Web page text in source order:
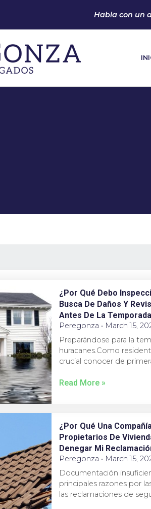
Habla con un
¿Por Qué Debo
Busca De Daños Y
Antes De La
Peregonza
March 15,
Preparándose para la
huracanes.Como
crucial conocer de
Read More »
¿Por Qué Una
Propietarios De
Denegar Mi
Peregonza
March 15,
Documentación
principales razones por
las reclamaciones de